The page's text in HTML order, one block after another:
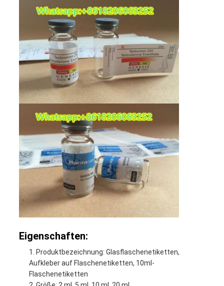
Eigenschaften:
Produktbezeichnung: Glasflaschenetiketten,
Aufkleber auf Flaschenetiketten, 10ml-
Flaschenetiketten